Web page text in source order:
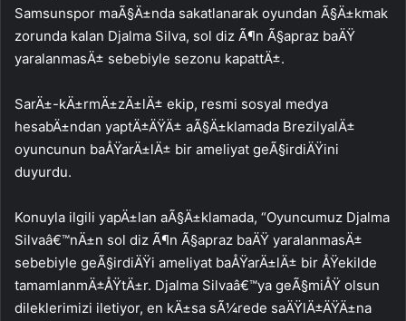
Samsunspor maÃ§Ä±nda sakatlanarak oyundan Ã§Ä±kmak
zorunda kalan Djalma Silva, sol diz Ã¶n Ã§apraz baÄŸ
yaralanmasÄ± sebebiyle sezonu kapattÄ±.
SarÄ±-kÄ±rmÄ±zÄ±lÄ± ekip, resmi sosyal medya
hesabÄ±ndan yaptÄ±ÄŸÄ± aÃ§Ä±klamada BrezilyalÄ±
oyuncunun baÅŸarÄ±lÄ± bir ameliyat geÃ§irdiÄŸini
duyurdu.
Konuyla ilgili yapÄ±lan aÃ§Ä±klamada, “Oyuncumuz Djalma
Silvaâ€™nÄ±n sol diz Ã¶n Ã§apraz baÄŸ yaralanmasÄ±
sebebiyle geÃ§irdiÄŸi ameliyat baÅŸarÄ±lÄ± bir ÅŸekilde
tamamlanmÄ±ÅŸtÄ±r. Djalma Silvaâ€™ya geÃ§miÅŸ olsun
dileklerimizi iletiyor, en kÄ±sa sÃ¼rede saÄŸlÄ±ÄŸÄ±na